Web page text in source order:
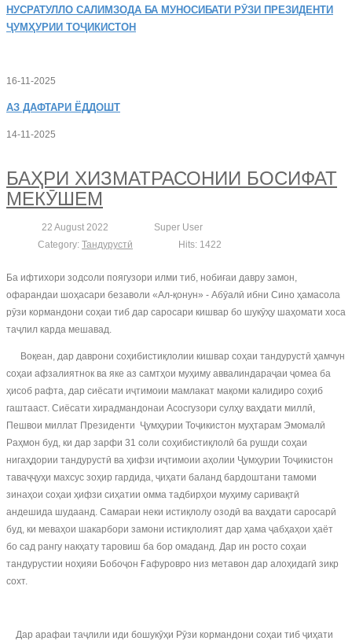
НУСРАТУЛЛО САЛИМЗОДА БА МУНОСИБАТИ РӮЗИ ПРЕЗИДЕНТИ
ҶУМҲУРИИ ТОҶИКИСТОН
16-11-2025
АЗ ДАФТАРИ ЁДДОШТ
14-11-2025
БАҲРИ ХИЗМАТРАСОНИИ БОСИФАТ
МЕКӮШЕМ
22 August 2022
Super User
Category: Тандурустӣ Hits: 1422
Ба ифтихори зодсоли поягузори илми тиб, нобиғаи давру замон,
офарандаи шоҳасари безаволи «Ал-қонун» - Абӯалӣ ибни Сино ҳамасола
рӯзи кормандони соҳаи тиб дар саросари кишвар бо шукӯҳу шаҳомати хоса
таҷлил карда мешавад.
Воқеан, дар даврони соҳибистиқлолии кишвар соҳаи тандурустӣ ҳамчун
соҳаи афзалиятнок ва яке аз самтҳои муҳиму аввалиндараҷаи ҷомеа ба
ҳисоб рафта, дар сиёсати иҷтимоии мамлакат мақоми калидиро соҳиб
гаштааст. Сиёсати хирадмандонаи Асосгузори сулҳу ваҳдати миллӣ,
Пешвои миллат Президенти Ҷумҳурии Тоҷикистон муҳтарам Эмомалӣ
Раҳмон буд, ки дар зарфи 31 соли соҳибистиқлолӣ ба рушди соҳаи
нигаҳдории тандурустӣ ва ҳифзи иҷтимоии аҳолии Ҷумҳурии Тоҷикистон
таваҷҷуҳи махсус зоҳир гардида, ҷиҳати баланд бардоштани тамоми
зинаҳои соҳаи ҳифзи сиҳатии омма тадбирҳои муҳиму саривақтӣ
андешида шудаанд. Самараи неки истиқлолу озодӣ ва ваҳдати саросарӣ
буд, ки меваҳои шакарбори замони истиқлолият дар ҳама ҷабҳаҳои ҳаёт
бо сад рангу накҳату таровиш ба бор омаданд. Дар ин росто соҳаи
тандурустии ноҳияи Бобоҷон Ғафуровро низ метавон дар алоҳидагӣ зикр
сохт.
Дар арафаи таҷлили иди бошукӯҳи Рӯзи кормандони соҳаи тиб ҷиҳати